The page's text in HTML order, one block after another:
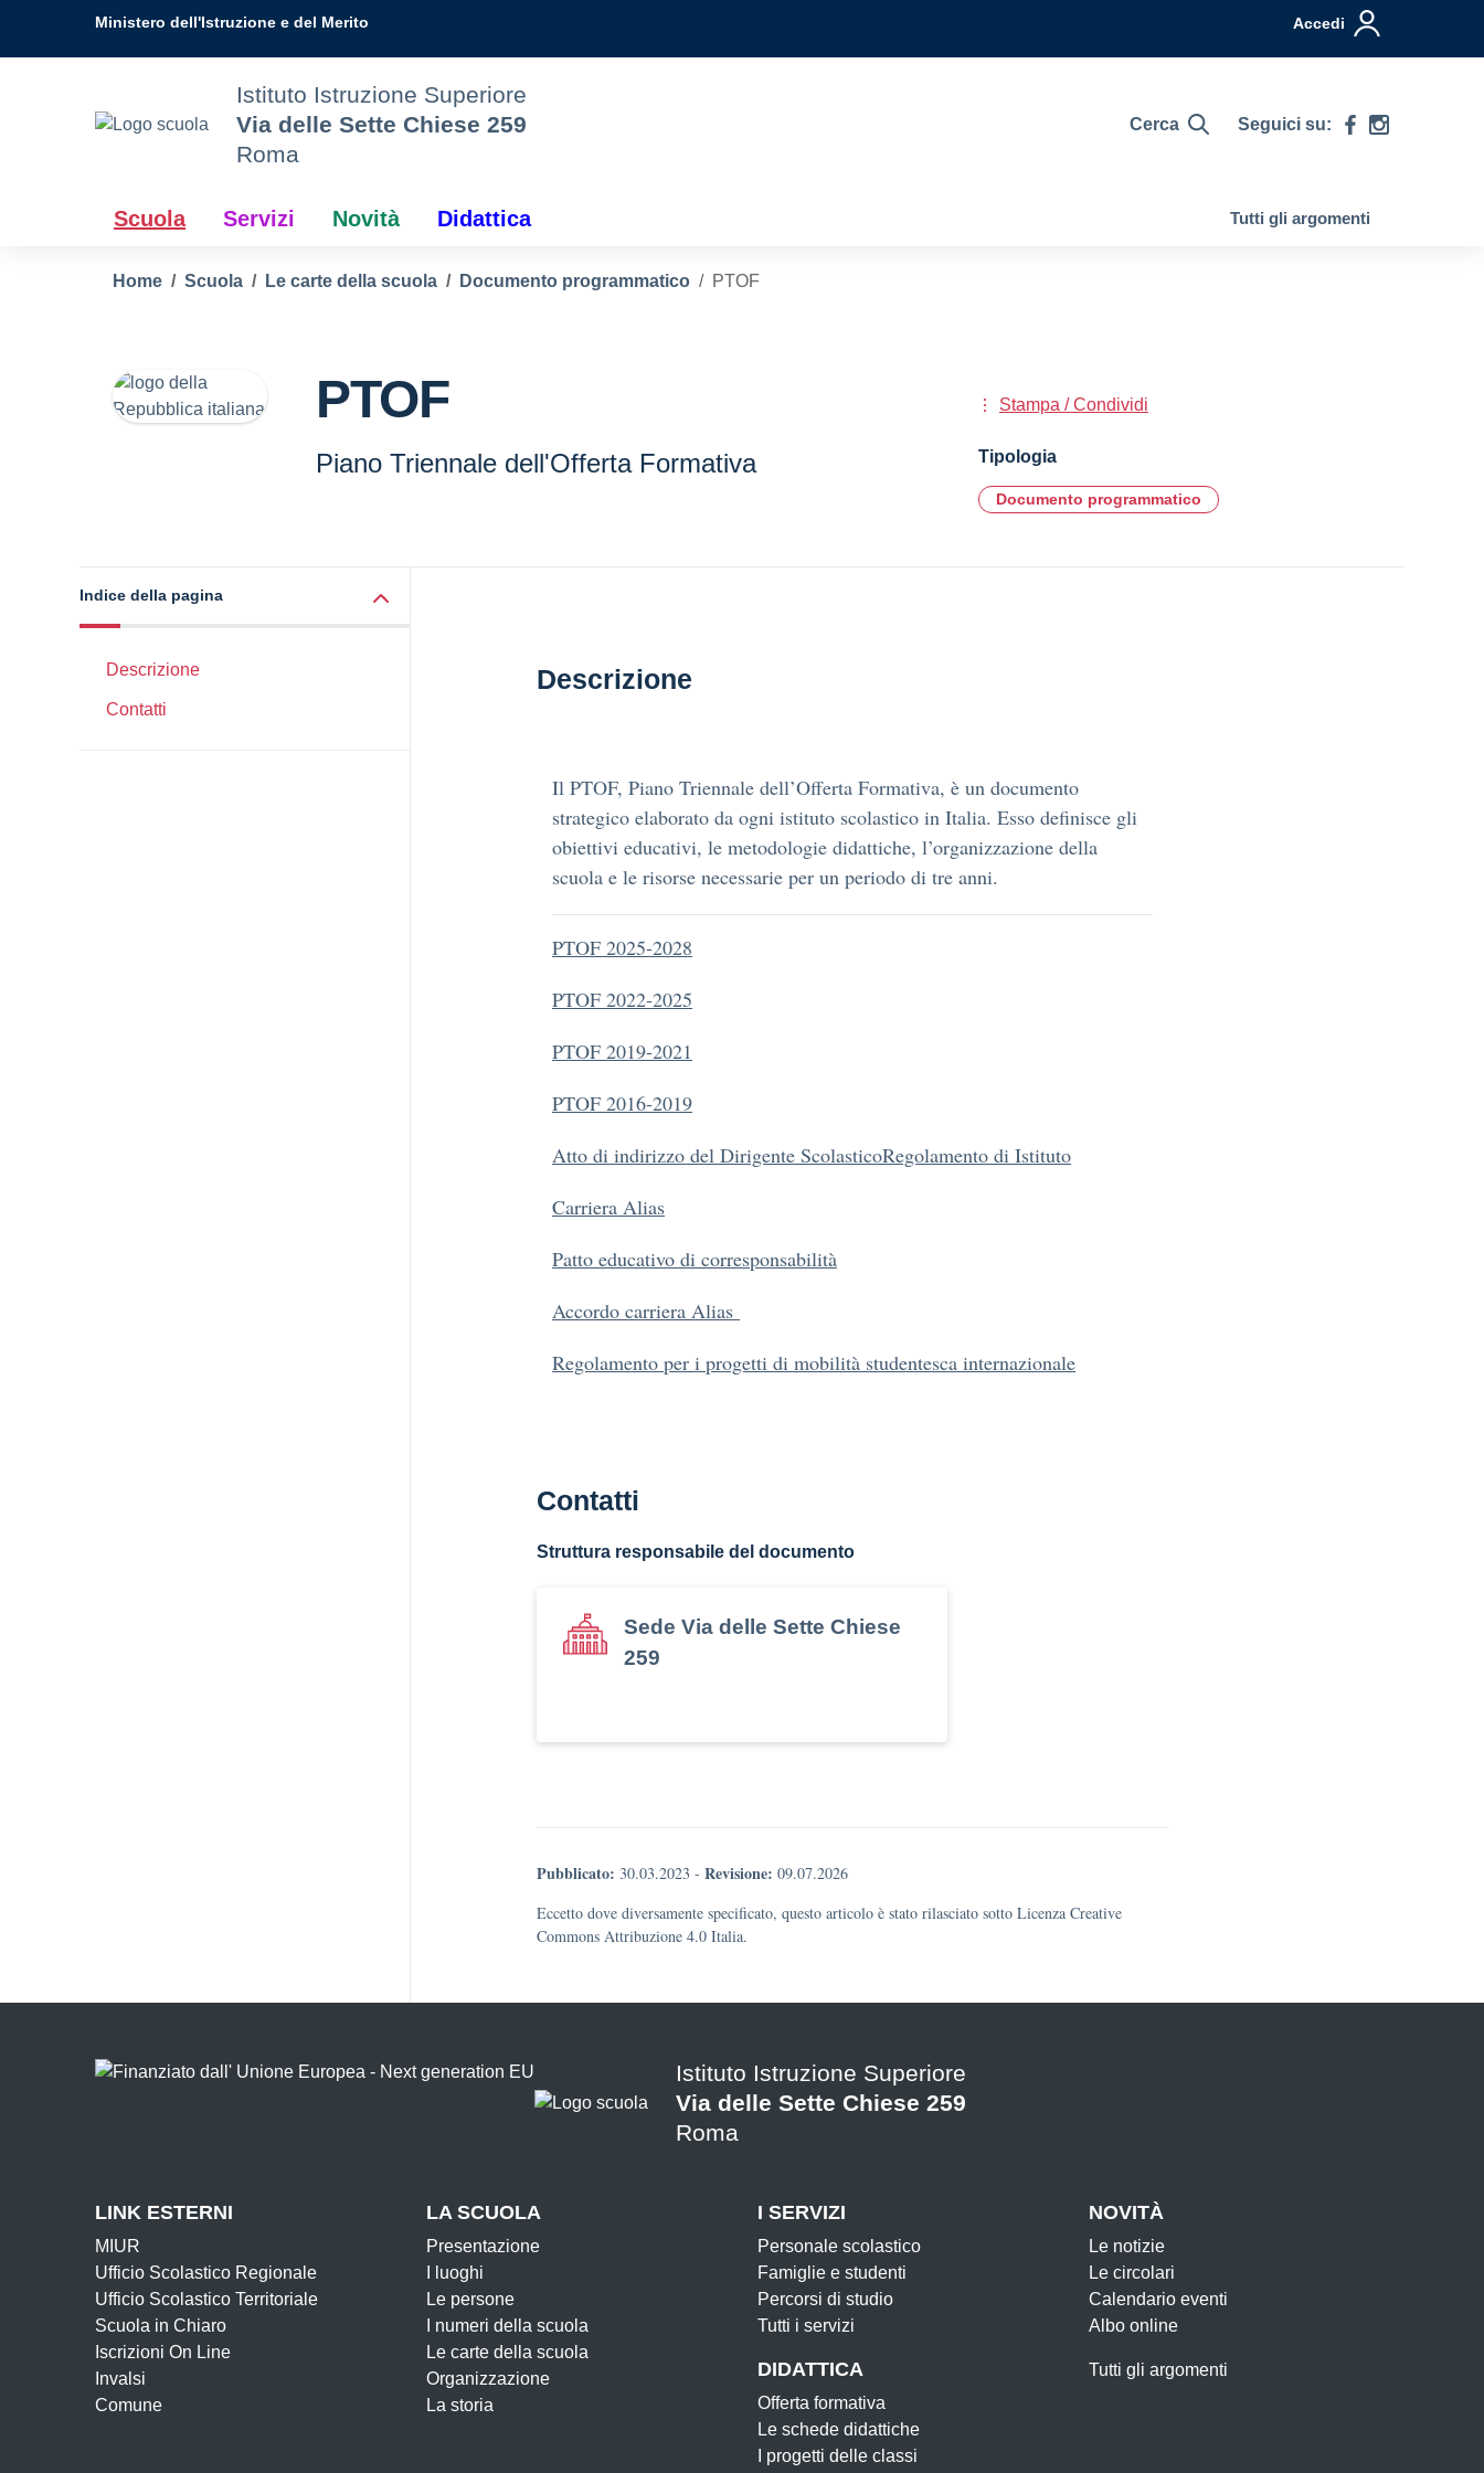
Ministero dell'Istruzione e del Merito Accedi
Istituto Istruzione Superiore
Via delle Sette Chiese 259
Roma
Cerca Seguici su:
Scuola Servizi Novità Didattica Tutti gli argomenti
Home Scuola Le carte della scuola Documento programmatico PTOF
PTOF
Piano Triennale dell'Offerta Formativa
Stampa / Condividi
Tipologia
Documento programmatico
Indice della pagina
Descrizione
Contatti
Descrizione
Il PTOF, Piano Triennale dell’Offerta Formativa, è un documento
strategico elaborato da ogni istituto scolastico in Italia. Esso definisce gli
obiettivi educativi, le metodologie didattiche, l’organizzazione della
scuola e le risorse necessarie per un periodo di tre anni.
PTOF 2025-2028
PTOF 2022-2025
PTOF 2019-2021
PTOF 2016-2019
Atto di indirizzo del Dirigente ScolasticoRegolamento di Istituto
Carriera Alias
Patto educativo di corresponsabilità
Accordo carriera Alias
Regolamento per i progetti di mobilità studentesca internazionale
Contatti
Struttura responsabile del documento
Sede Via delle Sette Chiese
259
Pubblicato: 30.03.2023 - Revisione: 09.07.2026
Eccetto dove diversamente specificato, questo articolo è stato rilasciato sotto Licenza Creative
Commons Attribuzione 4.0 Italia.
Istituto Istruzione Superiore
Via delle Sette Chiese 259
Roma
LINK ESTERNI
MIUR
Ufficio Scolastico Regionale
Ufficio Scolastico Territoriale
Scuola in Chiaro
Iscrizioni On Line
Invalsi
Comune
LA SCUOLA
Presentazione
I luoghi
Le persone
I numeri della scuola
Le carte della scuola
Organizzazione
La storia
I SERVIZI
Personale scolastico
Famiglie e studenti
Percorsi di studio
Tutti i servizi
DIDATTICA
Offerta formativa
Le schede didattiche
I progetti delle classi
NOVITÀ
Le notizie
Le circolari
Calendario eventi
Albo online
Tutti gli argomenti